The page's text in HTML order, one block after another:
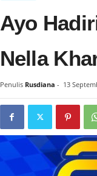
Ayo
Nella
Penulis Rusdiana - 13